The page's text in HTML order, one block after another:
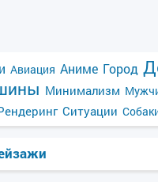
Авиация Аниме Город
Минимализм
Ситуации